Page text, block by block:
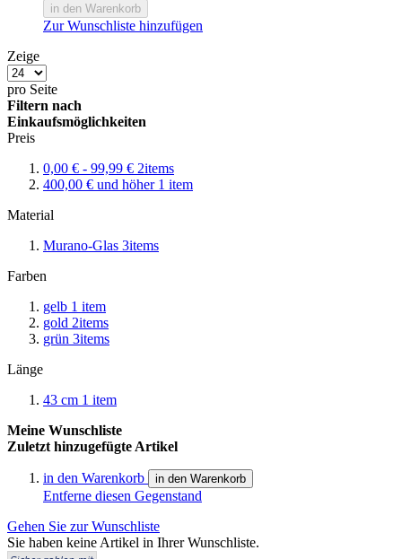
in den Warenkorb
Zur Wunschliste hinzufügen
Zeige
pro Seite
Filtern nach
Einkaufsmöglichkeiten
Preis
0,00 € - 99,99 € 2items
400,00 € und höher1 item
Material
Murano-Glas 3items
Farben
gelb 1 item
gold 2items
grün 3items
Länge
43 cm 1 item
Meine Wunschliste
Zuletzt hinzugefügte Artikel
in den Warenkorb in den Warenkorb
Entferne diesen Gegenstand
Gehen Sie zur Wunschliste
Sie haben keine Artikel in Ihrer Wunschliste.